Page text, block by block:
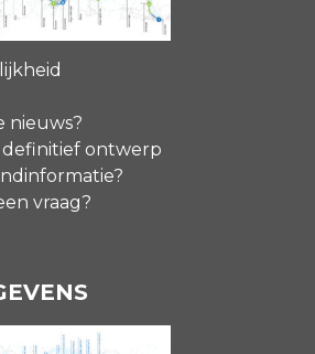
nieuws?
ontwerp
vraag?